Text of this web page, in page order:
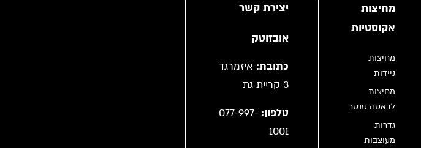
מחיצות
אקוסטיות
מחיצות
ניידות
מחיצות
לדאטה סנטר
גדרות
מעוצבות
יצירת קשר
אובזוטק
כתובת: איזמרגד
3 קריית גת
טלפון: 077-997-
1001